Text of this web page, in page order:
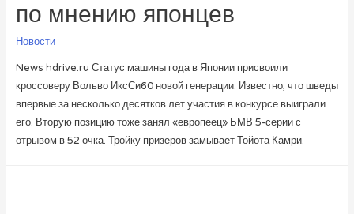
по мнению японцев
Новости
News hdrive.ru Статус машины года в Японии присвоили
кроссоверу Вольво ИксСи60 новой генерации. Известно, что шведы
впервые за несколько десятков лет участия в конкурсе выиграли
его. Вторую позицию тоже занял «европеец» БМВ 5-серии с
отрывом в 52 очка. Тройку призеров замывает Тойота Камри.